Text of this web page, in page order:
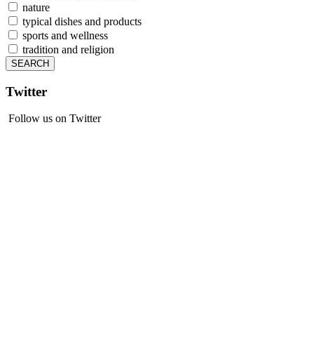
nature
typical dishes and products
sports and wellness
tradition and religion
Twitter
Follow us on Twitter